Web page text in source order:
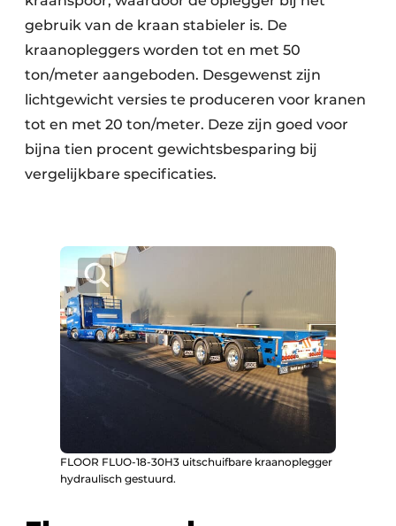
gebruik van de kraan stabieler is. De
kraanopleggers worden tot en met 50
ton/meter aangeboden. Desgewenst zijn
lichtgewicht versies te produceren voor kranen
tot en met 20 ton/meter. Deze zijn goed voor
bijna tien procent gewichtsbesparing bij
vergelijkbare specificaties.
FLOOR FLUO-18-30H3 uitschuifbare kraanoplegger
hydraulisch gestuurd.